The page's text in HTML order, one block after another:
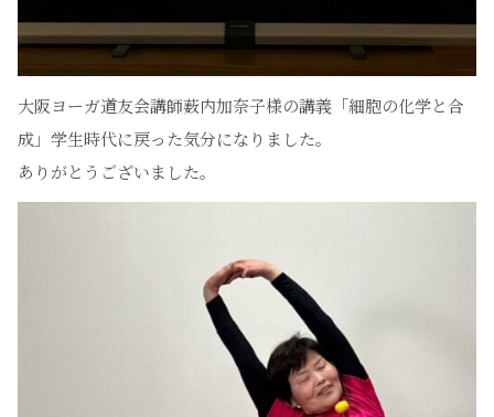
大阪ヨーガ道友会講師薮内加奈子様の講義「細胞の化学と合
成」学生時代に戻った気分になりました。
ありがとうございました。